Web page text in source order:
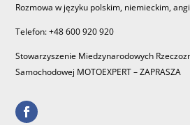
Rozmowa w języku polskim, niemieckim,
Telefon: +48 600 920 920
Stowarzyszenie Miedzynarodowych
Samochodowej MOTOEXPERT – ZAPRASZA